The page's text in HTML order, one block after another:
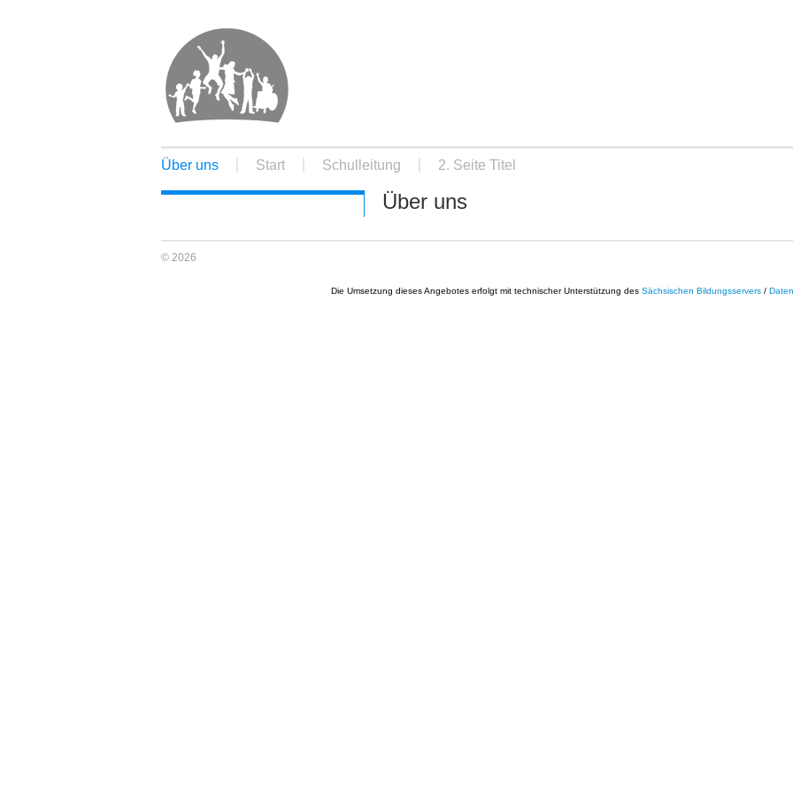
Über uns Start Schulleitung 2. Seite Titel
Über uns
© 2026
Die Umsetzung dieses Angebotes erfolgt mit technischer Unterstützung des Sächsischen Bildungsservers /